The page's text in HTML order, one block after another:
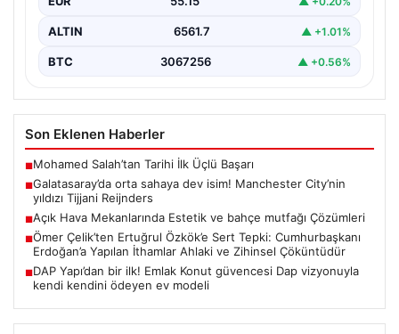
ALTIN 6561.7 ▲ +1.01%
BTC 3067256 ▲ +0.56%
Son Eklenen Haberler
■Mohamed Salah’tan Tarihi İlk Üçlü Başarı
■Galatasaray’da orta sahaya dev isim! Manchester City’nin
yıldızı Tijjani Reijnders
■Açık Hava Mekanlarında Estetik ve bahçe mutfağı Çözümleri
■Ömer Çelik’ten Ertuğrul Özkök’e Sert Tepki: Cumhurbaşkanı
Erdoğan’a Yapılan İthamlar Ahlaki ve Zihinsel Çöküntüdür
■DAP Yapı’dan bir ilk! Emlak Konut güvencesi Dap vizyonuyla
kendi kendini ödeyen ev modeli